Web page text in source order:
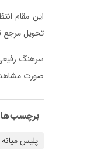
این مقام
تحویل
سرهنگ
صورت مشاهده
پلیس میانه